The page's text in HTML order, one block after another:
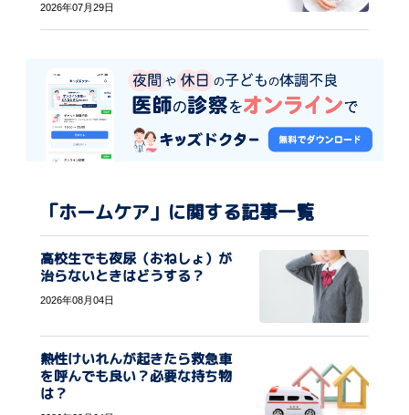
2026年07月29日
「ホームケア」に関する記事一覧
高校生でも夜尿（おねしょ）が
治らないときはどうする？
2026年08月04日
熱性けいれんが起きたら救急車
を呼んでも良い？必要な持ち物
は？